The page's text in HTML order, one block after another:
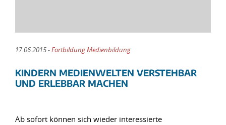
17.06.2015 -Fortbildung Medienbildung
KINDERN MEDIENWELTEN VERSTEHBAR
UND ERLEBBAR MACHEN
Ab sofort können sich wieder interessierte